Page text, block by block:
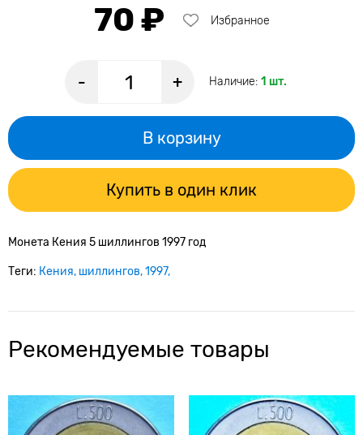
70 ₽ Избранное
- + Наличие: 1 шт.
В корзину
Купить в один клик
Монета Кения 5 шиллингов 1997 год
Теги: Кения шиллингов 1997
Рекомендуемые товары